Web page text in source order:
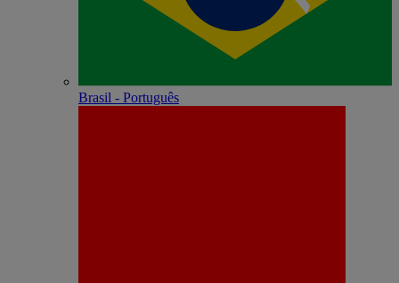
Brasil - Português